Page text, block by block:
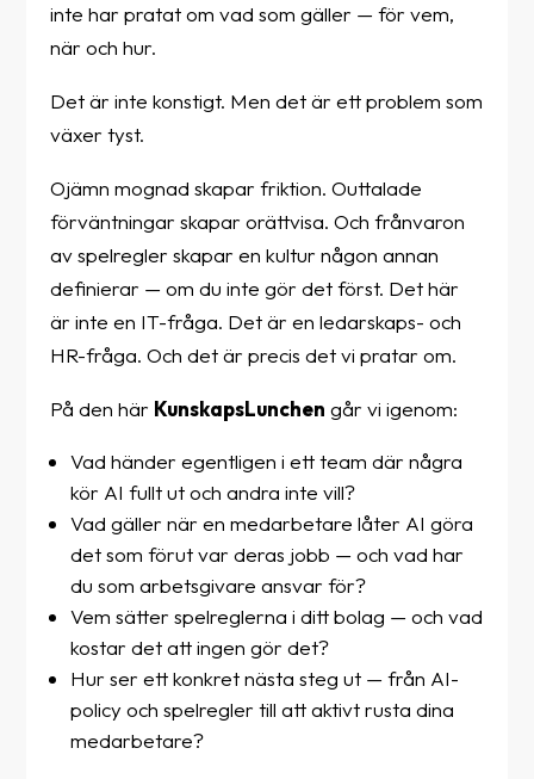
inte har pratat om vad som gäller — för vem,
när och hur.
Det är inte konstigt. Men det är ett problem som
växer tyst.
Ojämn mognad skapar friktion. Outtalade
förväntningar skapar orättvisa. Och frånvaron
av spelregler skapar en kultur någon annan
definierar — om du inte gör det först. Det här
är inte en IT-fråga. Det är en ledarskaps- och
HR-fråga. Och det är precis det vi pratar om.
På den här KunskapsLunchen går vi igenom:
Vad händer egentligen i ett team där några
kör AI fullt ut och andra inte vill?
Vad gäller när en medarbetare låter AI göra
det som förut var deras jobb — och vad har
du som arbetsgivare ansvar för?
Vem sätter spelreglerna i ditt bolag — och vad
kostar det att ingen gör det?
Hur ser ett konkret nästa steg ut — från AI-
policy och spelregler till att aktivt rusta dina
medarbetare?